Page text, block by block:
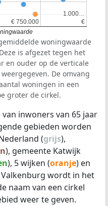
€ 750.000
€ 750.000 €
€
1.000…
1.000…
woningwaarde
is afgezet tegen het
en ouder op de verticale
De omvang
woningen in een
groter de cirkel.
inwoners van 65 jaar
gebieden worden
(grijs),
), gemeente Katwijk
), 5 wijken (oranje) en
Valkenburg wordt in het
naam van een cirkel
weer te geven.